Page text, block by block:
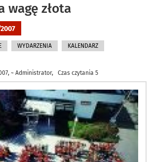
wagę złota
WYDARZENIA KALENDARZ
~ Administrator, Czas czytania 5